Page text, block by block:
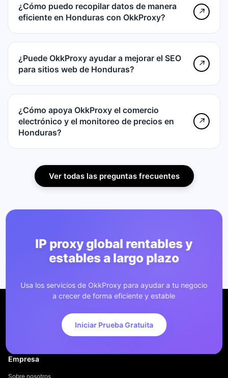
¿Cómo puedo recopilar datos de manera
eficiente en Honduras con OkkProxy?
↗
¿Puede OkkProxy ayudar a mejorar el SEO
para sitios web de Honduras?
↗
¿Cómo apoya OkkProxy el comercio
electrónico y el monitoreo de precios en
Honduras?
↗
Ver todas las preguntas frecuentes
IP proxy global rentables y
estables a largo plazo
Usa los servicios de OkkProxy para ayudar a tu negocio
a crecer de forma eficiente y estable
Iniciar Prueba Gratuita
Empresa
Sobre nosotros